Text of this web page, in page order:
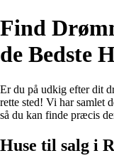
Find
de Bedste
Er du på udkig efter dit
rette sted! Vi har samlet
så du kan finde præcis
Huse til salg i